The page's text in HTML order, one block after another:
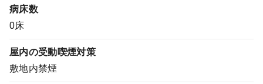
お問合せ
採用をお考えの医療機関の方
病床数
0床
屋内の受動喫煙対策
敷地内禁煙